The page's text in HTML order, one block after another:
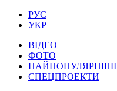
РУС
УКР
ВІДЕО
ФОТО
НАЙПОПУЛЯРНІШІ
СПЕЦПРОЕКТИ